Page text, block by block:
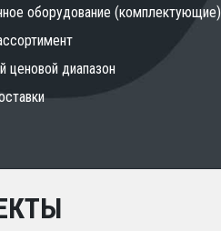
оборудование (комплектующие)
ценовой диапазон